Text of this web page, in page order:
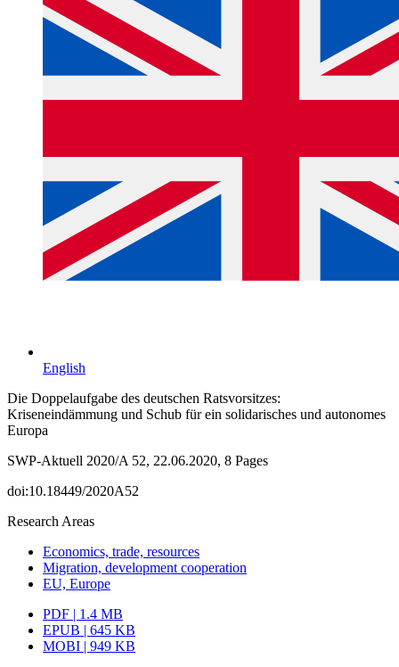
English
Die Doppelaufgabe des deutschen Ratsvorsitzes:
Kriseneindämmung und Schub für ein solidarisches und autonomes
Europa
SWP-Aktuell 2020/A 52, 22.06.2020, 8 Pages
doi:10.18449/2020A52
Research Areas
Economics, trade, resources
Migration, development cooperation
EU, Europe
PDF | 1.4 MB
EPUB | 645 KB
MOBI | 949 KB